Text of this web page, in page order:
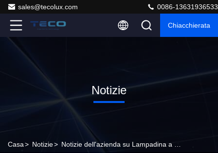
sales@tecolux.com 0086-13631936533
Chiacchierata
Notizie
Casa> Notizie>